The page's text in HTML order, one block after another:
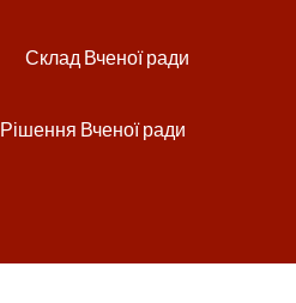
Склад Вченої ради
Рішення Вченої ради